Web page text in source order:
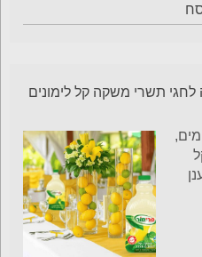
תשרי משקה קל לימונים